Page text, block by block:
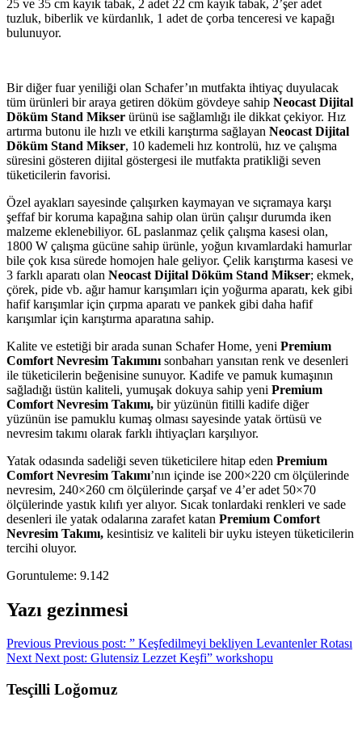
25 ve 35 cm kayık tabak, 2 adet 22 cm kayık tabak, 2’şer adet
tuzluk, biberlik ve kürdanlık, 1 adet de çorba tenceresi ve kapağı
bulunuyor.
Bir diğer fuar yeniliği olan Schafer’ın mutfakta ihtiyaç duyulacak
tüm ürünleri bir araya getiren döküm gövdeye sahip Neocast Dijital
Döküm Stand Mikser ürünü ise sağlamlığı ile dikkat çekiyor. Hız
artırma butonu ile hızlı ve etkili karıştırma sağlayan Neocast Dijital
Döküm Stand Mikser, 10 kademeli hız kontrolü, hız ve çalışma
süresini gösteren dijital göstergesi ile mutfakta pratikliği seven
tüketicilerin favorisi.
Özel ayakları sayesinde çalışırken kaymayan ve sıçramaya karşı
şeffaf bir koruma kapağına sahip olan ürün çalışır durumda iken
malzeme eklenebiliyor. 6L paslanmaz çelik çalışma kasesi olan,
1800 W çalışma gücüne sahip ürünle, yoğun kıvamlardaki hamurlar
bile çok kısa sürede homojen hale geliyor. Çelik karıştırma kasesi ve
3 farklı aparatı olan Neocast Dijital Döküm Stand Mikser; ekmek,
çörek, pide vb. ağır hamur karışımları için yoğurma aparatı, kek gibi
hafif karışımlar için çırpma aparatı ve pankek gibi daha hafif
karışımlar için karıştırma aparatına sahip.
Kalite ve estetiği bir arada sunan Schafer Home, yeni Premium
Comfort Nevresim Takımını sonbaharı yansıtan renk ve desenleri
ile tüketicilerin beğenisine sunuyor. Kadife ve pamuk kumaşının
sağladığı üstün kaliteli, yumuşak dokuya sahip yeni Premium
Comfort Nevresim Takımı, bir yüzünün fitilli kadife diğer
yüzünün ise pamuklu kumaş olması sayesinde yatak örtüsü ve
nevresim takımı olarak farklı ihtiyaçları karşılıyor.
Yatak odasında sadeliği seven tüketicilere hitap eden Premium
Comfort Nevresim Takımı’nın içinde ise 200×220 cm ölçülerinde
nevresim, 240×260 cm ölçülerinde çarşaf ve 4’er adet 50×70
ölçülerinde yastık kılıfı yer alıyor. Sıcak tonlardaki renkleri ve sade
desenleri ile yatak odalarına zarafet katan Premium Comfort
Nevresim Takımı, kesintisiz ve kaliteli bir uyku isteyen tüketicilerin
tercihi oluyor.
Goruntuleme: 9.142
Yazı gezinmesi
Previous Previous post: ” Keşfedilmeyi bekliyen Levantenler Rotası
Next Next post: Glutensiz Lezzet Keşfi” workshopu
Tesçilli Loğomuz